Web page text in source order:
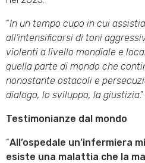
“In un tempo cupo in cui
all’intensificarsi di toni
violenti a livello mondiale e
quella parte di mondo che
nonostante ostacoli e
dialogo, lo sviluppo, la giustizia
Testimonianze dal mondo
“All’ospedale un’infermiera
esiste una malattia che la